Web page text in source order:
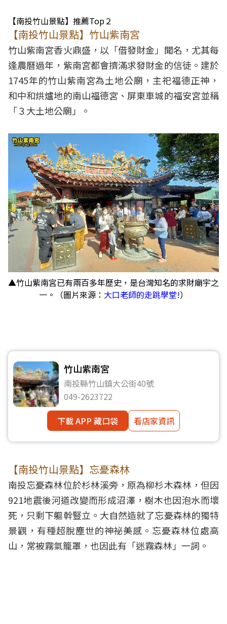
【南投竹山景點】推薦Top２
【南投竹山景點】竹山紫南宮
竹山紫南宮香火鼎盛，以「借發財金」聞名，尤其每
逢農曆過年，紫南宮都會擠滿求發財金的信徒。建於
1745年的竹山紫南宮為土地公廟，主祀福德正神，
和中和烘爐地的南山福德宮、屏東車城的福安宮並稱
「３大土地公廟」。
▲竹山紫南宮已有兩百多年歷史，是台灣知名的求財廟宇之
一。（圖片來源： 大口老師的走跳學堂!）
竹山紫南宮
南投縣竹山鎮大公街40號
049-2623722
下載 APP 藏口袋
看店家資訊
【南投竹山景點】忘憂森林
南投忘憂森林位於杉林溪旁，原為柳杉木森林，但因
921地震後河道改變而形成沼澤，樹木也因泡水而壞
死，只剩下軀幹豎立。大自然造就了忘憂森林的獨特
景觀，有種超脫塵世的神祕美感。忘憂森林位處高
山，常被霧氣籠罩，也因此有「迷霧森林」一詞。